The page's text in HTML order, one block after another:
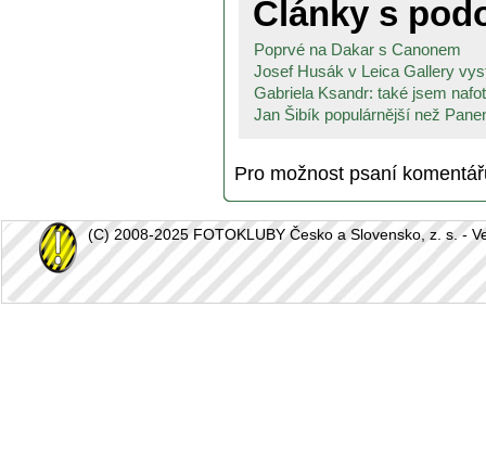
Články s
Poprvé na Dakar s Canonem
Josef Husák v Leica Gallery
Gabriela Ksandr: také jsem
Jan Šibík populárnější než
Pro možnost psaní
(C) 2008-2025 FOTOKLUBY Česko a Slovensko, z. s. -